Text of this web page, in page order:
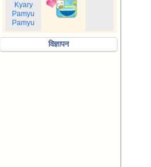
Kyary
Pamyu
Pamyu
विज्ञापन